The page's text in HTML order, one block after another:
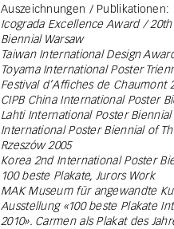
Auszeichnungen / Publikationen:
Icograda Excellence Award /
Biennial Warsaw
Taiwan International Design
Toyama International Poster
Festival d’Affiches de Chaumont
CIPB China International Poster
Lahti International Poster Biennial
International Poster Biennial of
Rzeszów 2005
Korea 2nd International Poster
100 beste Plakate, Jurors Work
MAK Museum für angewandte
Ausstellung «100 beste Plakate
2010». Carmen als Plakat des